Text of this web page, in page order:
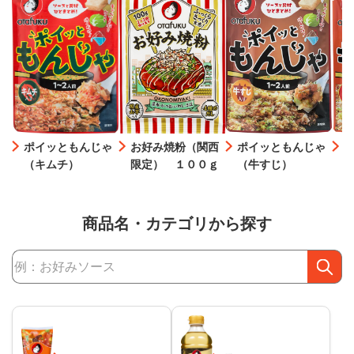
ポイッともんじゃ
（キムチ）
お好み焼粉（関西
限定） １００ｇ
ポイッともんじゃ
（牛すじ）
商品名・カテゴリから探す